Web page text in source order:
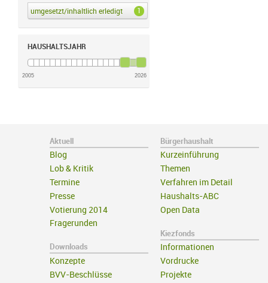
umgesetzt/inhaltlich erledigt 1
umgesetzt/inhaltlich erledigt Filter anwenden
HAUSHALTSJAHR
2005 2026
Aktuell
Blog
Lob & Kritik
Termine
Presse
Votierung 2014
Fragerunden
Downloads
Konzepte
BVV-Beschlüsse
Bürgerhaushalt
Kurzeinführung
Themen
Verfahren im Detail
Haushalts-ABC
Open Data
Kiezfonds
Informationen
Vordrucke
Projekte